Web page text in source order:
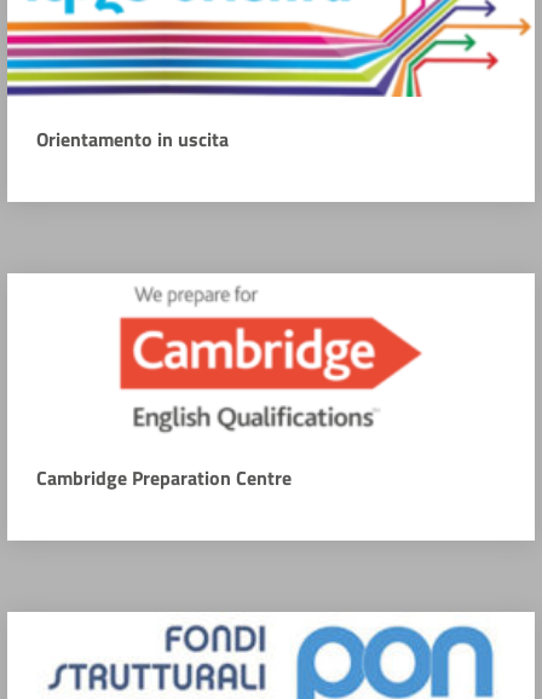
Orientamento in uscita
Cambridge Preparation Centre